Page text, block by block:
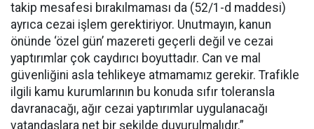
takip mesafesi bırakılmaması da (52/1-d maddesi)
ayrıca cezai işlem gerektiriyor. Unutmayın, kanun
önünde ‘özel gün’ mazereti geçerli değil ve cezai
yaptırımlar çok caydırıcı boyuttadır. Can ve mal
güvenliğini asla tehlikeye atmamamız gerekir. Trafikle
ilgili kamu kurumlarının bu konuda sıfır toleransla
davranacağı, ağır cezai yaptırımlar uygulanacağı
vatandaşlara net bir şekilde duyurulmalıdır.”